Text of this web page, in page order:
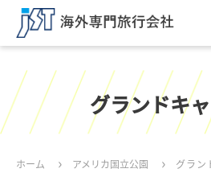
グランドキ
ホーム アメリカ国立公園 グラン